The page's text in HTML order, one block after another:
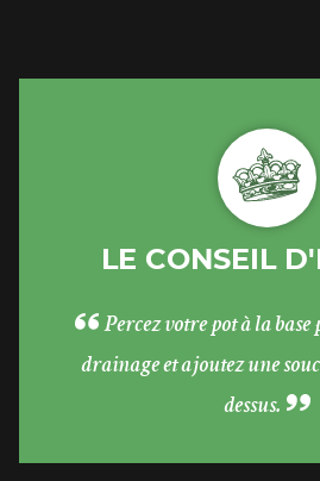
LE CONSEIL
Percez votre pot à la
drainage et ajoutez une
dessus.